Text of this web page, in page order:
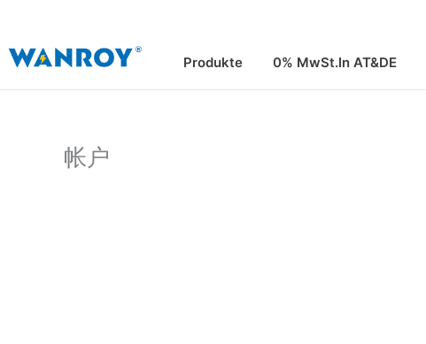
springen
Produkte 0% MwSt.In AT&DE
帐户